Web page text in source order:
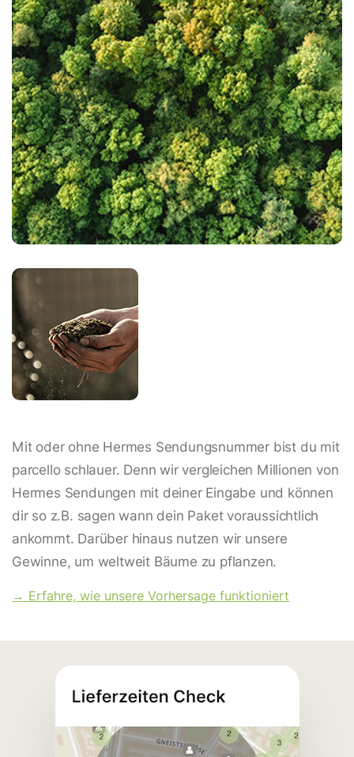
Mit oder ohne Hermes Sendungsnummer bist du mit
parcello schlauer. Denn wir vergleichen Millionen von
Hermes Sendungen mit deiner Eingabe und können
dir so z.B. sagen wann dein Paket voraussichtlich
ankommt. Darüber hinaus nutzen wir unsere
Gewinne, um weltweit Bäume zu pflanzen.
→ Erfahre, wie unsere Vorhersage funktioniert